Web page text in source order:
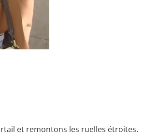
et remontons les ruelles étroites.